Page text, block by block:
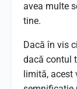
avea multe
tine.
Dacă în vis
dacă contul
limită, acest